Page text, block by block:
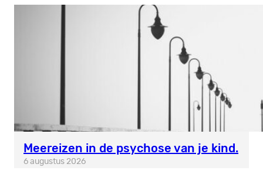
Meereizen in de psychose van je kind.
6 augustus 2026